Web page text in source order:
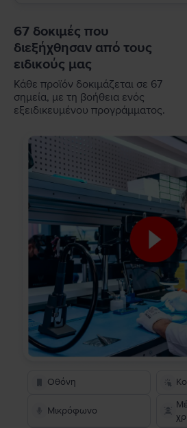
67 δοκιμές που
διεξήχθησαν από τους
ειδικούς μας
Κάθε προϊόν δοκιμάζεται σε 67
σημεία, με τη βοήθεια ενός
εξειδικευμένου προγράμματος.
Οθόνη
Μικρόφωνο